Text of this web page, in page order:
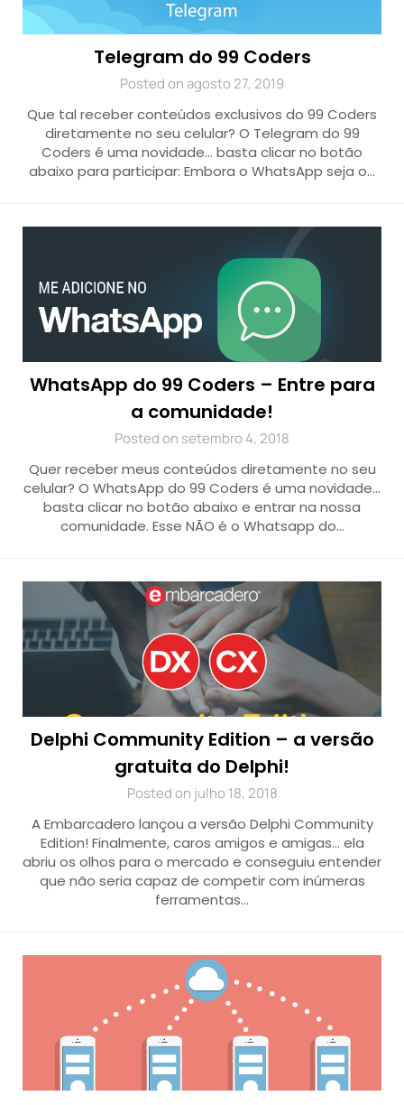
Telegram do 99 Coders
Posted on agosto 27, 2019
Que tal receber conteúdos exclusivos do 99 Coders
diretamente no seu celular? O Telegram do 99
Coders é uma novidade… basta clicar no botão
abaixo para participar: Embora o WhatsApp seja o…
WhatsApp do 99 Coders – Entre para
a comunidade!
Posted on setembro 4, 2018
Quer receber meus conteúdos diretamente no seu
celular? O WhatsApp do 99 Coders é uma novidade…
basta clicar no botão abaixo e entrar na nossa
comunidade. Esse NÃO é o Whatsapp do…
Delphi Community Edition – a versão
gratuita do Delphi!
Posted on julho 18, 2018
A Embarcadero lançou a versão Delphi Community
Edition! Finalmente, caros amigos e amigas… ela
abriu os olhos para o mercado e conseguiu entender
que não seria capaz de competir com inúmeras
ferramentas…